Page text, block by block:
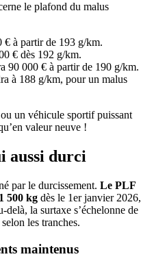
le plafond du malus
à partir de 193 g/km.
€ dès 192 g/km.
90 000 € à partir de 190 g/km.
à 188 g/km, pour un malus
un véhicule sportif puissant
valeur neuve !
aussi durci
par le durcissement. Le PLF
500 kg dès le 1er janvier 2026,
delà, la surtaxe s’échelonne de
les tranches.
maintenus